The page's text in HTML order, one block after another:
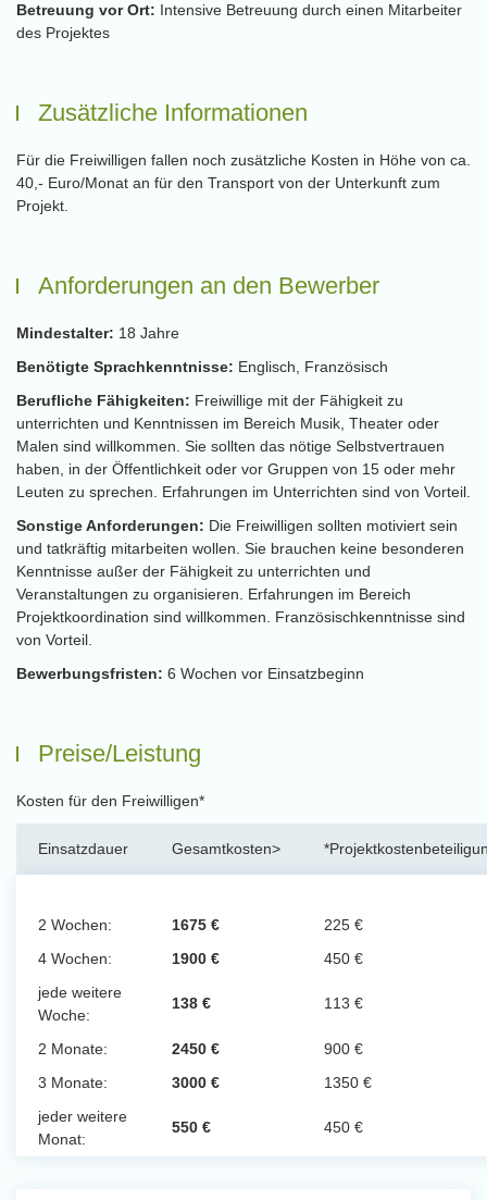
Betreuung vor Ort: Intensive Betreuung durch einen Mitarbeiter
des Projektes
Zusätzliche Informationen
Für die Freiwilligen fallen noch zusätzliche Kosten in Höhe von ca.
40,- Euro/Monat an für den Transport von der Unterkunft zum
Projekt.
Anforderungen an den Bewerber
Mindestalter: 18 Jahre
Benötigte Sprachkenntnisse: Englisch, Französisch
Berufliche Fähigkeiten: Freiwillige mit der Fähigkeit zu
unterrichten und Kenntnissen im Bereich Musik, Theater oder
Malen sind willkommen. Sie sollten das nötige Selbstvertrauen
haben, in der Öffentlichkeit oder vor Gruppen von 15 oder mehr
Leuten zu sprechen. Erfahrungen im Unterrichten sind von Vorteil.
Sonstige Anforderungen: Die Freiwilligen sollten motiviert sein
und tatkräftig mitarbeiten wollen. Sie brauchen keine besonderen
Kenntnisse außer der Fähigkeit zu unterrichten und
Veranstaltungen zu organisieren. Erfahrungen im Bereich
Projektkoordination sind willkommen. Französischkenntnisse sind
von Vorteil.
Bewerbungsfristen: 6 Wochen vor Einsatzbeginn
Preise/Leistung
Kosten für den Freiwilligen*
Einsatzdauer Gesamtkosten>
2 Wochen: 1675 €
225 €
4 Wochen:
1900 €
450 €
jede weitere
Woche:
138 € 113 €
2 Monate: 2450 €
900 €
3 Monate:
3000 €
1350 €
jeder weitere
Monat:
550 € 450 €